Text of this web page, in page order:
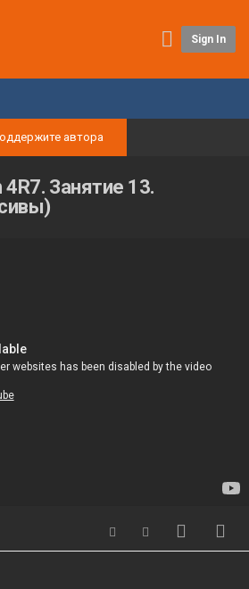
Sign In
автора
Занятие 13.